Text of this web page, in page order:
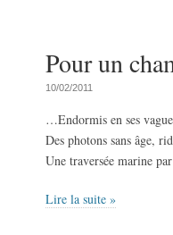
Pour un
10/02/2011
…Endormis en ses
Des photons sans âge,
Une traversée marine
Lire la suite »